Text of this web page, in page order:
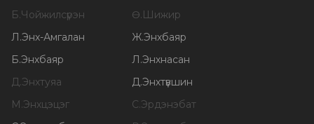
Б.Чойжилсүрэн Ө.Шижир
Л.Энх-Амгалан Ж.Энхбаяр
Б.Энхбаяр Л.Энхнасан
Д.Энхтуяа Д.Энхтүвшин
М.Энхцэцэг С.Эрдэнэбат